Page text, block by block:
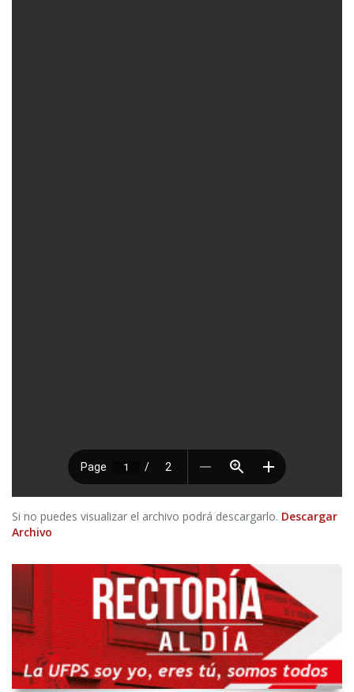
Si no puedes visualizar el archivo podrá descargarlo. Descargar
Archivo